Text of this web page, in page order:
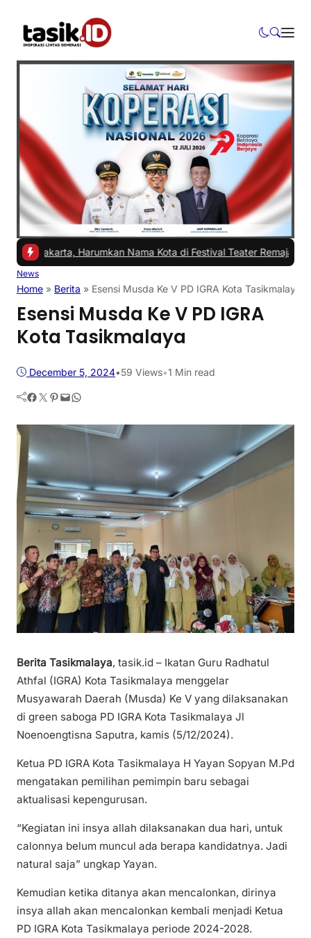
Harumkan Nama Kota di Festival Teater Remaja Nasional
News
Home » Berita » Esensi Musda Ke V PD IGRA Kota Tasikmalaya
Esensi Musda Ke V PD IGRA
Kota Tasikmalaya
December 5, 2024•59 Views•1 Min read
Facebook Twitter Pinterest Mail WhatsApp
Berita Tasikmalaya, tasik.id – Ikatan Guru Radhatul
Athfal (IGRA) Kota Tasikmalaya menggelar
Musyawarah Daerah (Musda) Ke V yang dilaksanakan
di green saboga PD IGRA Kota Tasikmalaya Jl
Noenoengtisna Saputra, kamis (5/12/2024).
Ketua PD IGRA Kota Tasikmalaya H Yayan Sopyan M.Pd
mengatakan pemilihan pemimpin baru sebagai
aktualisasi kepengurusan.
“Kegiatan ini insya allah dilaksanakan dua hari, untuk
calonnya belum muncul ada berapa kandidatnya. Jadi
natural saja” ungkap Yayan.
Kemudian ketika ditanya akan mencalonkan, dirinya
insya allah akan mencalonkan kembali menjadi Ketua
PD IGRA Kota Tasikmalaya periode 2024-2028.